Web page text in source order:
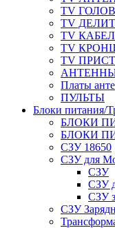
TV
TV
TV
TV
TV
АНТЕННЫ
Платы
ПУЛЬТЫ
Блоки питания/
БЛОКИ
БЛОКИ
СЗУ 18650
СЗУ для
СЗУ
СЗУ
СЗУ
СЗУ